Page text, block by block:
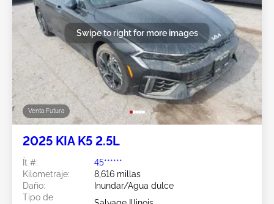
Venta Futura
Swipe to right for more images
2025 KIA K5 2.5L
Ít #:
45******
Kilometraje:
8,616 millas
Daño:
Inundar/Agua dulce
Tipo de